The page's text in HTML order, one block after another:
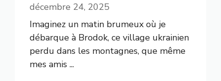
décembre 24, 2025
Imaginez un matin brumeux où je
débarque à Brodok, ce village ukrainien
perdu dans les montagnes, que même
mes amis ...